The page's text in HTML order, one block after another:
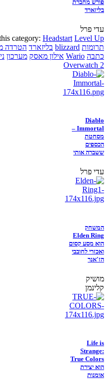
פורש מחברת
בליזארד
עדי פרל
category: Headstart Level Up
תרומות blizzard בליזארד הטרדה
כתבה Wario אילון מאסק מערכון
Overwatch 2
Diablo
Immortal –
מסחטת
הכספים
ששברה אותי
עדי פרל
המשחק
Elden Ring
הוא מסע קסום
ואכזרי לחובבי
הז'אנר
מושיק
קלינמן
Life is
Strange:
True Colors
הוא יצירת
אומנות